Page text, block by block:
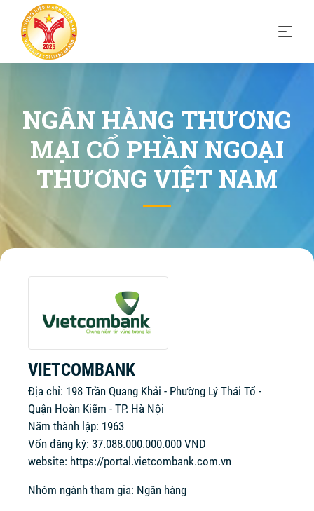
NGÂN HÀNG THƯƠNG
MẠI CỔ PHẦN NGOẠI
THƯƠNG VIỆT NAM
VIETCOMBANK
Địa chỉ: 198 Trần Quang Khải - Phường Lý Thái Tổ -
Quận Hoàn Kiếm - TP. Hà Nội
Năm thành lập: 1963
Vốn đăng ký: 37.088.000.000.000 VND
website: https://portal.vietcombank.com.vn
Nhóm ngành tham gia: Ngân hàng